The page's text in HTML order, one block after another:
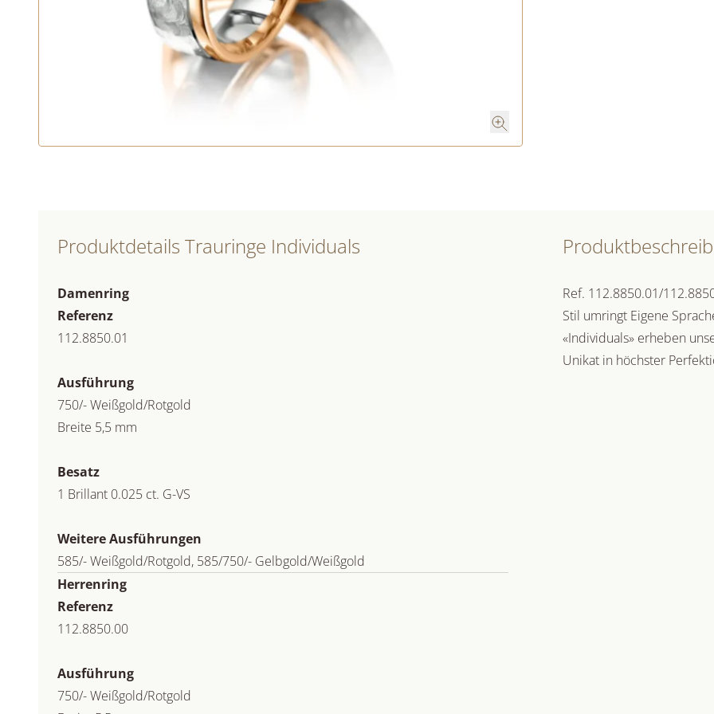
Produktdetails Trauringe Individuals
Damenring
Referenz
112.8850.01
Ausführung
750/- Weißgold/Rotgold
Breite 5,5 mm
Besatz
1 Brillant 0.025 ct. G-VS
Weitere Ausführungen
585/- Weißgold/Rotgold, 585/750/- Gelbgold/Weißgold
Herrenring
Referenz
112.8850.00
Ausführung
750/- Weißgold/Rotgold
Ref. 112.8850.01/
Stil umringt Eigene
«Individuals» erheben
Unikat in höchster